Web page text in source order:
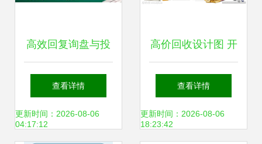
高效回复询盘与投
放各类广告的技巧
指南
查看详情
更新时间：2026-08-06
04:17:12
高价回收设计图 开
启你的创意变现之
旅
查看详情
更新时间：2026-08-06
18:23:42